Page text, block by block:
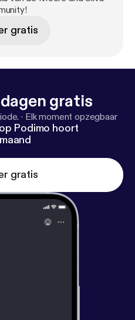
gratis
gratis
· Elk moment opzegbaar
Podimo hoort
gratis